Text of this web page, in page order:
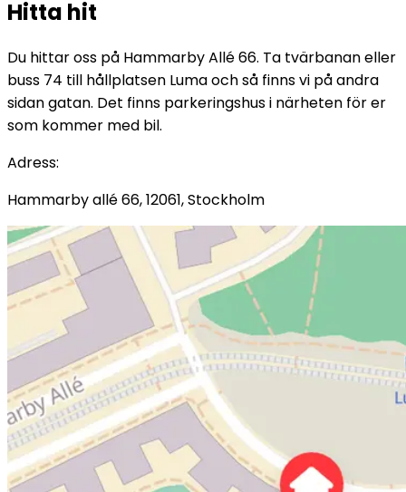
Hitta hit
Du hittar oss på Hammarby Allé 66. Ta tvärbanan eller
buss 74 till hållplatsen Luma och så finns vi på andra
sidan gatan. Det finns parkeringshus i närheten för er
som kommer med bil.
Adress:
Hammarby allé 66, 12061, Stockholm